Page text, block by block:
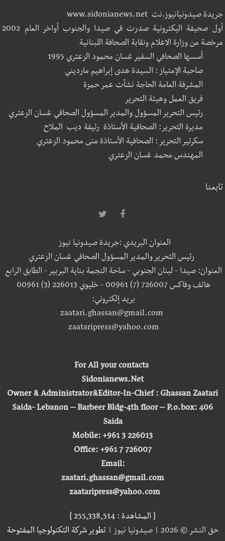
جريدة صيدونيانيوز.نت www.sidonianews.net
أول صحيفة اليكترونية صدرت في صيدا والجنوب أواخر العام 2002
مرخصة من وزارة الاعلام ونقابة الصحافة اللبنانية
أسسها الصحافي السفير غسان محمود الزعتري 1995
صاحبة الإمتياز : السيدة هدى إبراهيم مارديني
المشرفة العامة الحاجة نشأت عمر حمزة
فريق العمل وهيئة التحرير
رئيس التحرير المسؤول والمدير المسؤول الصحافي غسان الزعتري
مديرة التحرير: الصحافية الأستاذة رئيفة ديب الملاح
سكرتير التحرير : الصحافية الأستاذة منى محمود الزعتري
المهندس محمد غسان الزعتري
تابعنا
العنوان البريدي :جريدة صيدونيا نيوز
رئيس التحرير والمدير المسؤول الصحافي غسان الزعتري
العنوان: صيدا - لبنان الجنوبي - ساحة النجمة بناية البربير - الطابق الرابع
هاتف وفاكس 726007 (7) 00961 - خليوي 226013 (3) 00961
بريد إلكتروني:
zaatari.ghassan@gmail.com
zaataripress@yahoo.com
For All your contacts
Sidonianews.Net
Owner & Administrator&Editor-In-Chief : Ghassan Zaatari
Saida- Lebanon – Barbeer Bldg-4th floor – P.o.box: 406
Saida
Mobile: +961 3 226013
Office: +961 7 726007
Email:
zaatari.ghassan@gmail.com
zaataripress@yahoo.com
[ المشاهدة : 255,338,514 ]
حق النشر © 2026 | صيدونيا نيوز |
تطوير شركة التكنولوجيا المفتوحة